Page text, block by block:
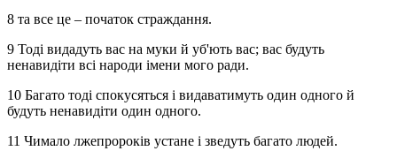
8 та все це – початок страждання.
9 Тоді видадуть вас на муки й уб'ють вас; вас будуть
ненавидіти всі народи імени мого ради.
10 Багато тоді спокусяться і видаватимуть один одного й
будуть ненавидіти один одного.
11 Чимало лжепророків устане і зведуть багато людей.